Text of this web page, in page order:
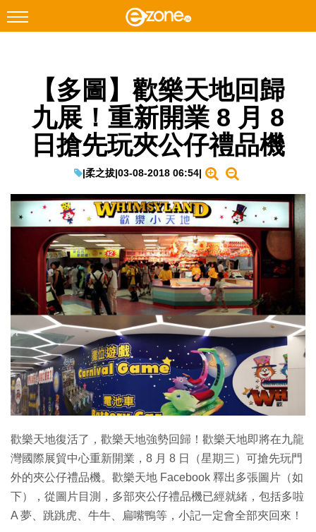
Facebook Instagram
科技焦點
網絡生活
教學評測
EduTech
IT Times
生成式AI與雲端應用
Enterprise Digital Transformation
特集
【多圖】歡樂天地回歸
九展！重新開業 8 月 8
日搶先玩夾公仔禮品機
|柔之拔|03-08-2018 06:54|
歡樂天地復活了，歡樂天地強勢回歸！歡樂天地即將在九龍
灣國際展貿中心重新開業，8 月 8 日（星期三）可搶先玩門
外的夾公仔禮品機。歡樂天地 Facebook 釋出多張圖片（如
下），從圖片目測，多部夾公仔禮品機已經就緒，包括多啦
A 夢、跳跳虎、牛牛、扁嘴鴨等，小記一定會全部夾回來！